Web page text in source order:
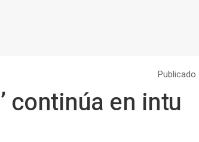
continúa en intu